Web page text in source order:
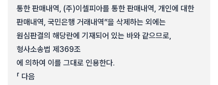
통한 판매내역, (주)이셀피아를 통한 판매내역, 개인에 대한
판매내역, 국민은행 거래내역”을 삭제하는 외에는
원심판결의 해당란에 기재되어 있는 바와 같으므로,
형사소송법 제369조
에 의하여 이를 그대로 인용한다.
「 다음